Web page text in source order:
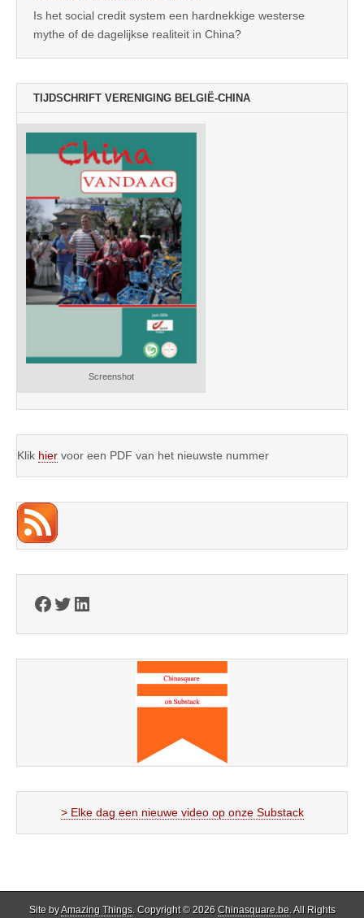
Is het social credit system een hardnekkige westerse
mythe of de dagelijkse realiteit in China?
TIJDSCHRIFT VERENIGING BELGIË-CHINA
Screenshot
Klik hier voor een PDF van het nieuwste nummer
Facebook
Twitter
LinkedIn
> Elke dag een nieuwe video op onze Substack
Site byAmazing Things. Copyright © 2026 Chinasquare.be. All Rights